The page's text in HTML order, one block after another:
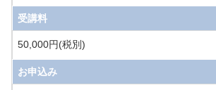
受講料
50,000円(税別)
お申込み